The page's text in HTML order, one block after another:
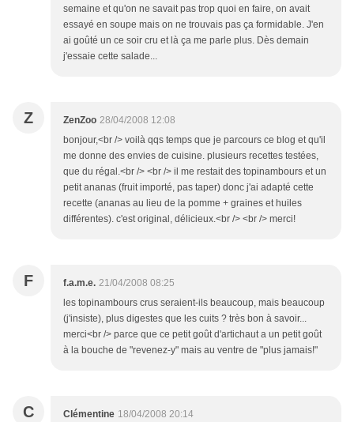
semaine et qu'on ne savait pas trop quoi en faire, on avait
essayé en soupe mais on ne trouvais pas ça formidable. J'en
ai goûté un ce soir cru et là ça me parle plus. Dès demain
j'essaie cette salade...
Z ZenZoo 28/04/2008 12:08
bonjour,<br /> voilà qqs temps que je parcours ce blog et qu'il
me donne des envies de cuisine. plusieurs recettes testées,
que du régal.<br /> <br /> il me restait des topinambours et un
petit ananas (fruit importé, pas taper) donc j'ai adapté cette
recette (ananas au lieu de la pomme + graines et huiles
différentes). c'est original, délicieux.<br /> <br /> merci!
F f.a.m.e. 21/04/2008 08:25
les topinambours crus seraient-ils beaucoup, mais beaucoup
(j'insiste), plus digestes que les cuits ? très bon à savoir...
merci<br /> parce que ce petit goût d'artichaut a un petit goût
à la bouche de "revenez-y" mais au ventre de "plus jamais!"
C Clémentine 18/04/2008 20:14